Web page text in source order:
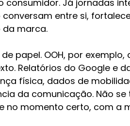
consumidor. Já jornadas
entre si,
marca.
papel. OOH, por exemplo,
Relatórios do Google e
física, dados de
da comunicação. Não
no momento certo, com a